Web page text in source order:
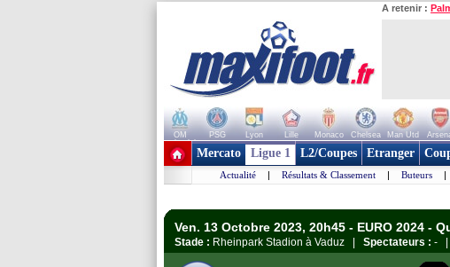
A retenir :
OM PSG Lyon Lille Monaco Chelsea Man Utd
+ de clubs
Mercato Ligue 1 L2/Coupes Etranger
Actualité | Résultats & Classement | Buteurs |
Ven. 13 Octobre 2023, 20h45 - EURO 2024 -
Stade : Rheinpark Stadion à Vaduz | Spectateurs : - |